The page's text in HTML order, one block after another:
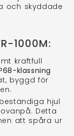
och skyddade
1000M:
kraftfull
klassning
byggd för
hjul
Detta
att spåra ur